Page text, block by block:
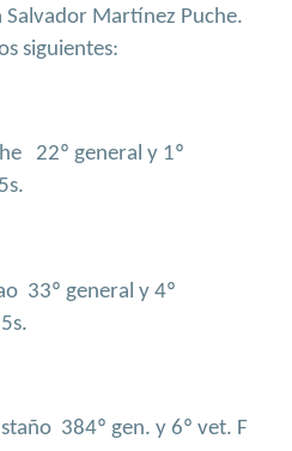
Martínez Puche.
siguientes:
22º general y 1º
33º general y 4º
384º gen. y 6º vet. F